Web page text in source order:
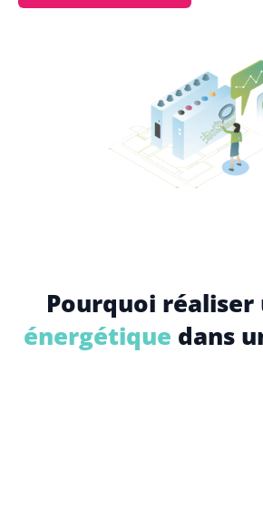
Pourquoi réaliser
énergétique dans